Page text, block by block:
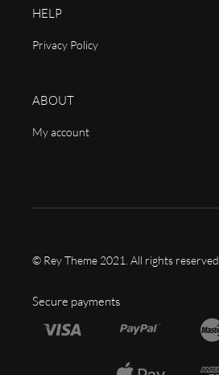
HELP
Privacy Policy
ABOUT
My account
© Rey Theme 2021. All rights reserved.
Secure payments